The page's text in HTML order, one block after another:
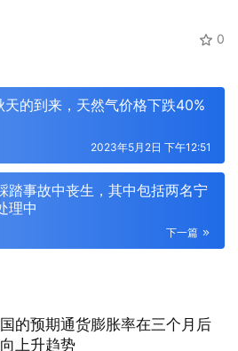
0
天的到来，天然气价格下跌40%
2023年5月2日 下午12:51
踏事故中丧生，其中包括两名宁
理中
下一篇
的预期通货膨胀率在三个月后
上升趋势